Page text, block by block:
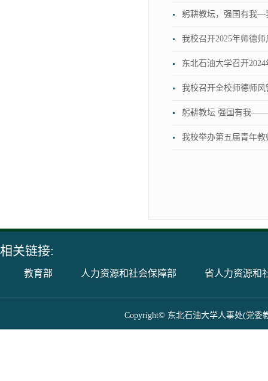
躬耕教坛，强国有我—
我校召开2025年师德
东北石油大学召开
我校召开全校师德师
躬耕教坛 强国有我——
我校举办第五届青年教
相关链接:
教育部 人力资源和社会保障部 省人力资源和
Copyright© 东北石油大学人事处(党委教师工作部) 黑